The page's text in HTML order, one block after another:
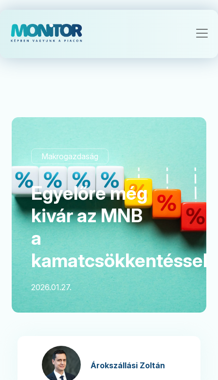
Makrogazdaság
Egyelőre még
kivár az MNB
a
kamatcsökkentéssel
2026.01.27.
Árokszállási Zoltán